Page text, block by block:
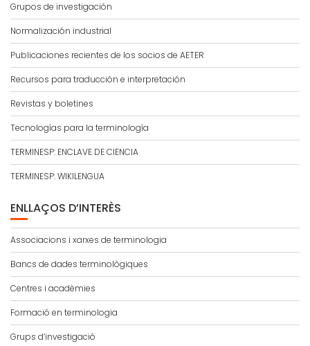
Grupos de investigación
Normalización industrial
Publicaciones recientes de los socios de AETER
Recursos para traducción e interpretación
Revistas y boletines
Tecnologías para la terminología
TERMINESP: ENCLAVE DE CIENCIA
TERMINESP: WIKILENGUA
ENLLAÇOS D’INTERÈS
Associacions i xarxes de terminologia
Bancs de dades terminològiques
Centres i acadèmies
Formació en terminologia
Grups d’investigació